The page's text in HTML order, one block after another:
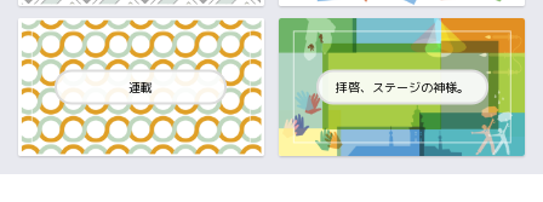
連載 拝啓、ステージの神様。